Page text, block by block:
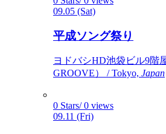
09.05 (Sat)
平成ソング祭り
ヨドバシHD池袋ビル9階
GROOVE） / Tokyo, Japan
0 Stars/ 0 views
09.11 (Fri)